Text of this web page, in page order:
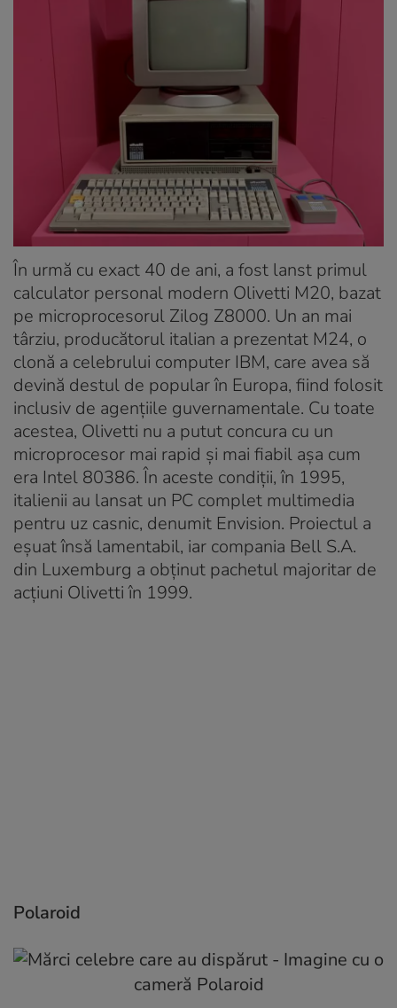
În urmă cu exact 40 de ani, a fost lanst primul
calculator personal modern Olivetti M20, bazat
pe microprocesorul Zilog Z8000. Un an mai
târziu, producătorul italian a prezentat M24, o
clonă a celebrului computer IBM, care avea să
devină destul de popular în Europa, fiind folosit
inclusiv de agențiile guvernamentale. Cu toate
acestea, Olivetti nu a putut concura cu un
microprocesor mai rapid și mai fiabil așa cum
era Intel 80386. În aceste condiții, în 1995,
italienii au lansat un PC complet multimedia
pentru uz casnic, denumit Envision. Proiectul a
eșuat însă lamentabil, iar compania Bell S.A.
din Luxemburg a obținut pachetul majoritar de
acțiuni Olivetti în 1999.
Polaroid